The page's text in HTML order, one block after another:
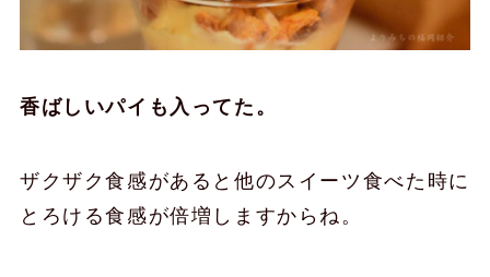
香ばしいパイも入ってた。
ザクザク食感があると他のスイーツ食べた時に
とろける食感が倍増しますからね。